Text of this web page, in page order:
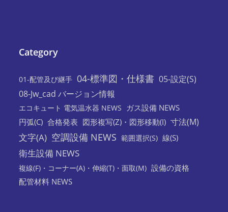
Category
01-配管及び継手 04-標準図・仕様書 05-設定(S)
08-Jw_cad バージョン情報
エコキュート 電気温水器 NEWS
ガス設備 NEWS
円弧(C) 合格発表 図形複写(Z)・図形移動(I) 寸法(M)
文字(A) 空調設備 NEWS 範囲選択(S) 線(S)
衛生設備 NEWS
複線(F)・コーナー(A)・伸縮(T)・面取(M) 設備の資格
配管材料 NEWS